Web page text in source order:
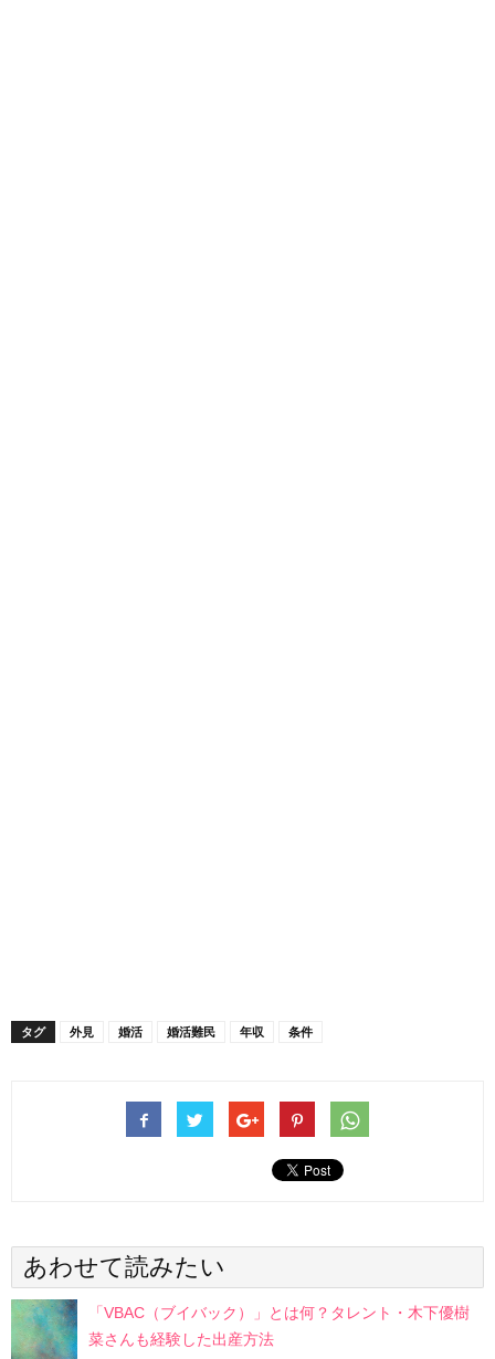
タグ 外見 婚活 婚活難民 年収 条件
あわせて読みたい
「VBAC（ブイバック）」とは何？タレント・木下優樹
菜さんも経験した出産方法